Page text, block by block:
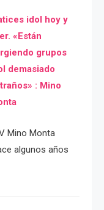
idol hoy y
«Están
grupos
demasiado
: Mino
Mino Monta
algunos años